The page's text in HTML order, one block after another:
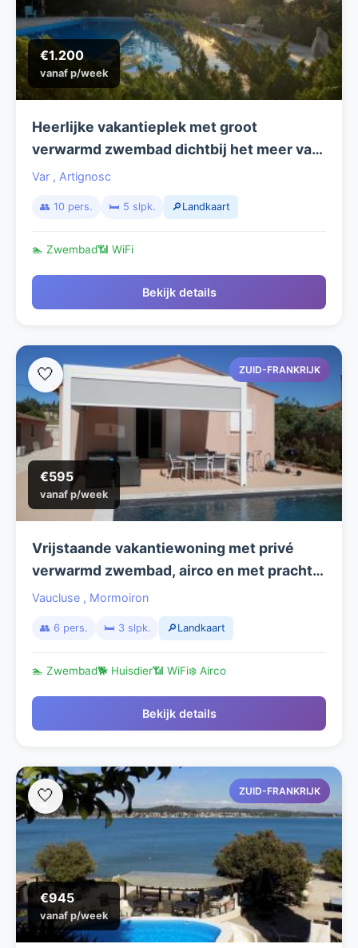
€1.200
vanaf p/week
Heerlijke vakantieplek met groot
verwarmd zwembad dichtbij het meer van
Artignosc en de fameuze Gorges du
Var , Artignosc
👥 10 pers. 🛏️ 5 slpk. 🔎Landkaart
🏊 Zwembad📶 WiFi
Bekijk details
ZUID-FRANKRIJK
€595
vanaf p/week
🤍
Vrijstaande vakantiewoning met privé
verwarmd zwembad, airco en met prachtig
zicht op de Mont Ventoux
Vaucluse , Mormoiron
👥 6 pers. 🛏️ 3 slpk. 🔎Landkaart
🏊 Zwembad🐕 Huisdier📶 WiFi❄️ Airco
Bekijk details
ZUID-FRANKRIJK
€945
vanaf p/week
🤍